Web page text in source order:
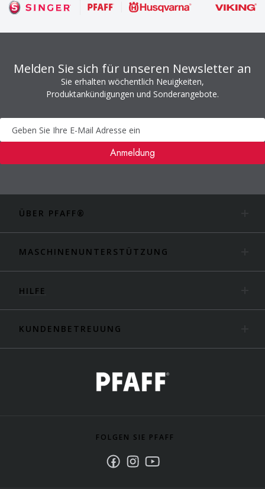
Melden Sie sich für unseren Newsletter an
Sie erhalten wöchentlich Neuigkeiten,
Produktankündigungen und Sonderangebote.
Newsletter
Anmeldung
ÜBER PFAFF®
MASCHINENUNTERSTÜTZUNG
HILFE
KUNDENBETREUUNG
FOLGEN SIE PFAFF